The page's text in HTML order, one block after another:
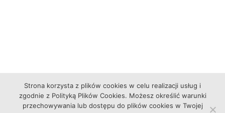
Strona korzysta z plików cookies w celu realizacji usług i
zgodnie z Polityką Plików Cookies. Możesz określić warunki
przechowywania lub dostępu do plików cookies w Twojej